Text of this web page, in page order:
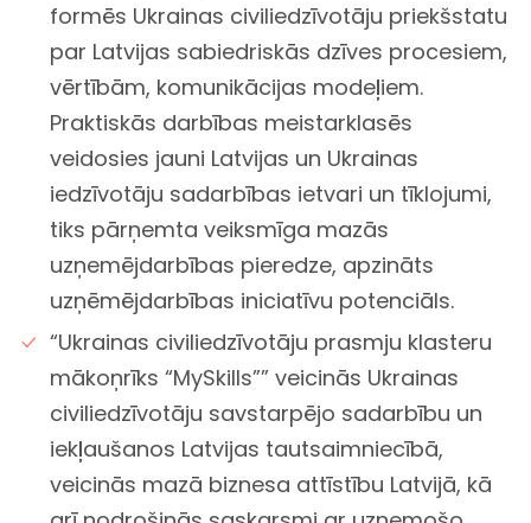
formēs Ukrainas civiliedzīvotāju priekšstatu
par Latvijas sabiedriskās dzīves procesiem,
vērtībām, komunikācijas modeļiem.
Praktiskās darbības meistarklasēs
veidosies jauni Latvijas un Ukrainas
iedzīvotāju sadarbības ietvari un tīklojumi,
tiks pārņemta veiksmīga mazās
uzņemējdarbības pieredze, apzināts
uzņēmējdarbības iniciatīvu potenciāls.
“Ukrainas civiliedzīvotāju prasmju klasteru
mākoņrīks “MySkills”” veicinās Ukrainas
civiliedzīvotāju savstarpējo sadarbību un
iekļaušanos Latvijas tautsaimniecībā,
veicinās mazā biznesa attīstību Latvijā, kā